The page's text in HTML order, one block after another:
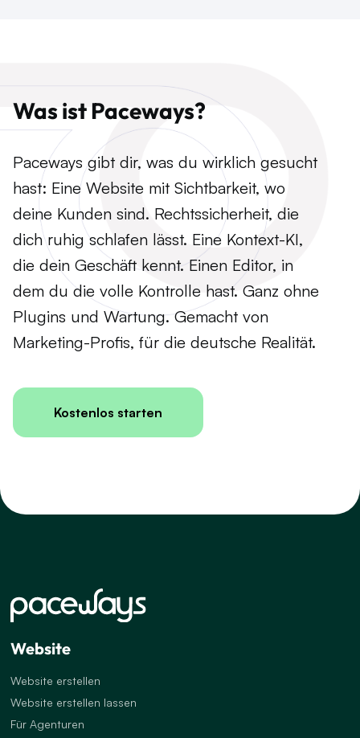
Was ist Paceways?
Paceways gibt dir, was du wirklich gesucht
hast: Eine Website mit Sichtbarkeit, wo
deine Kunden sind. Rechtssicherheit, die
dich ruhig schlafen lässt. Eine Kontext-KI,
die dein Geschäft kennt. Einen Editor, in
dem du die volle Kontrolle hast. Ganz ohne
Plugins und Wartung. Gemacht von
Marketing-Profis, für die deutsche Realität.
Kostenlos starten
Website
Website erstellen
Website erstellen lassen
Für Agenturen